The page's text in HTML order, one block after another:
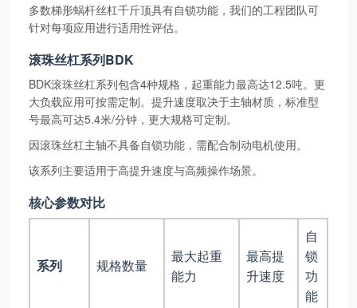
多数梯形蜗杆丝杠千斤顶具有自锁功能，我们的工程团队可
针对每项应用进行适用性评估。
滚珠丝杠系列BDK
BDK滚珠丝杠系列包含4种规格，起重能力最高达12.5吨。更
大负载应用可按需定制。提升速度取决于主轴材质，标准型
号最高可达5.4米/分钟，更大规格可定制。
因滚珠丝杠主轴不具备自锁功能，需配合制动电机使用。
该系列主要适用于高提升速度与高频操作场景。
核心参数对比
系列 规格数量
最大起重
能力
最高提
升速度
自
锁
功
能